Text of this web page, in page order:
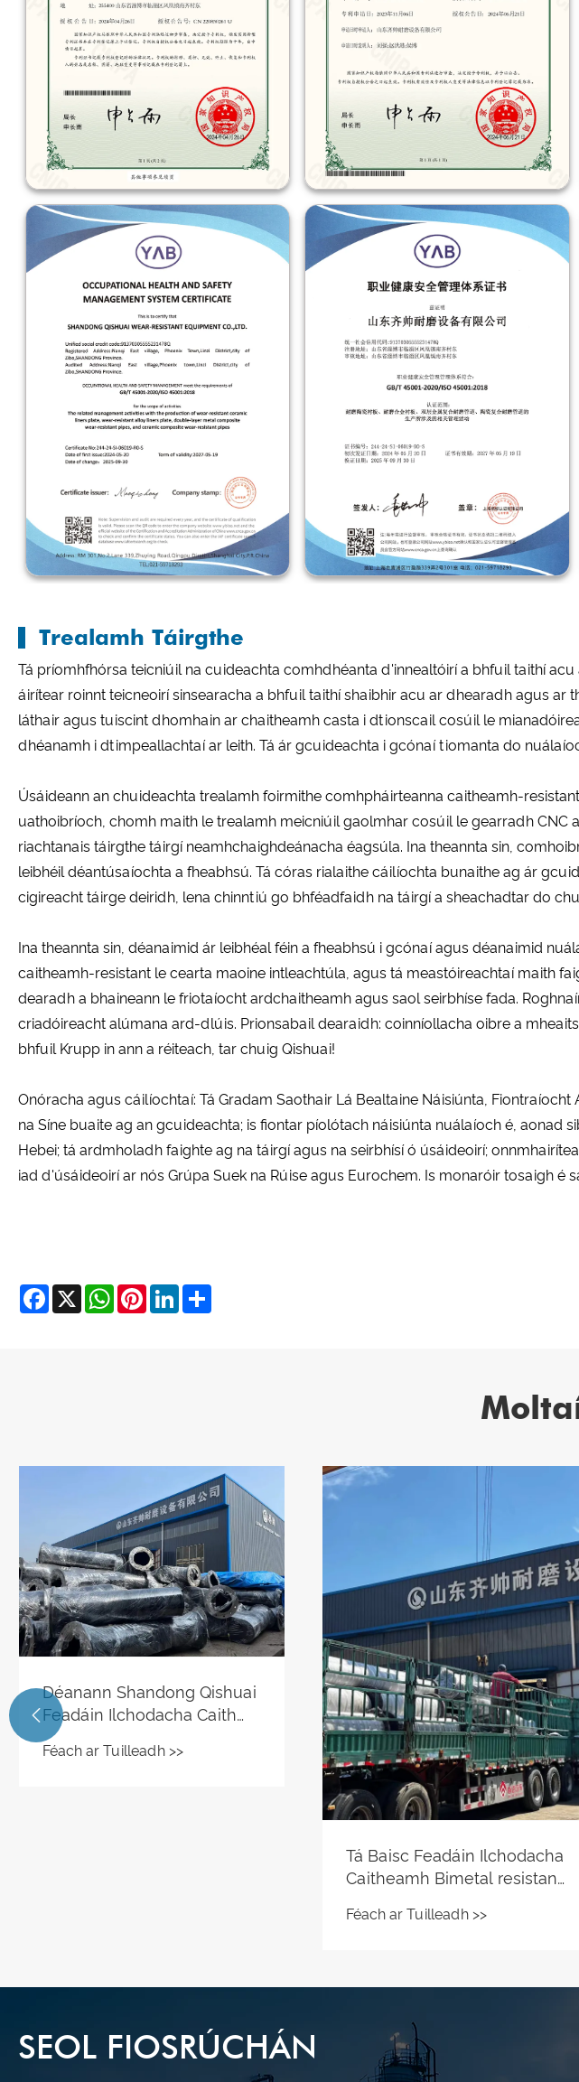
Trealamh Táirgthe
Tá príomhfhórsa teicniúil na cuideachta comhdhéanta d'innealtóirí a bhfuil taithí
áirítear roinnt teicneoirí sinsearacha a bhfuil taithí shaibhir acu ar dhearadh agus
láthair agus tuiscint dhomhain ar chaitheamh casta i dtionscail cosúil le
dhéanamh i dtimpeallachtaí ar leith. Tá ár gcuideachta i gcónaí tiomanta do
Úsáideann an chuideachta trealamh foirmithe comhpháirteanna caitheamh-
uathoibríoch, chomh maith le trealamh meicniúil gaolmhar cosúil le gearradh
riachtanais táirgthe táirgí neamhchaighdeánacha éagsúla. Ina theannta sin,
leibhéil déantúsaíochta a fheabhsú. Tá córas rialaithe cáilíochta bunaithe ag ár
cigireacht táirge deiridh, lena chinntiú go bhféadfaidh na táirgí a sheachadtar do
Ina theannta sin, déanaimid ár leibhéal féin a fheabhsú i gcónaí agus déanaimid
caitheamh-resistant le cearta maoine intleachtúla, agus tá meastóireachtaí maith
dearadh a bhaineann le friotaíocht ardchaitheamh agus saol seirbhíse fada.
criadóireacht alúmana ard-dlúis. Prionsabail dearaidh: coinníollacha oibre a
bhfuil Krupp in ann a réiteach, tar chuig Qishuai!
Onóracha agus cáilíochtaí: Tá Gradam Saothair Lá Bealtaine Náisiúnta,
na Síne buaite ag an gcuideachta; is fiontar píolótach náisiúnta nuálaíoch é,
Hebei; tá ardmholadh faighte ag na táirgí agus na seirbhísí ó úsáideoirí;
iad d'úsáideoirí ar nós Grúpa Suek na Rúise agus Eurochem. Is monaróir tosaigh
Facebook
X WhatsAppPinterestLinkedIn
Shandong Qishuai Co
Trealamh Caithimh-
Resistant, Ltd:
Tagarmharcanna Nua a
Ghaibhniú i dTrealamh
Mianadóireachta
Frithsheasmhach in aghaidh
Theicneolaíocht
Cheirmeach Alúmana
Féach ar Tuilleadh >>

SEOL FIOSRÚCHÁN